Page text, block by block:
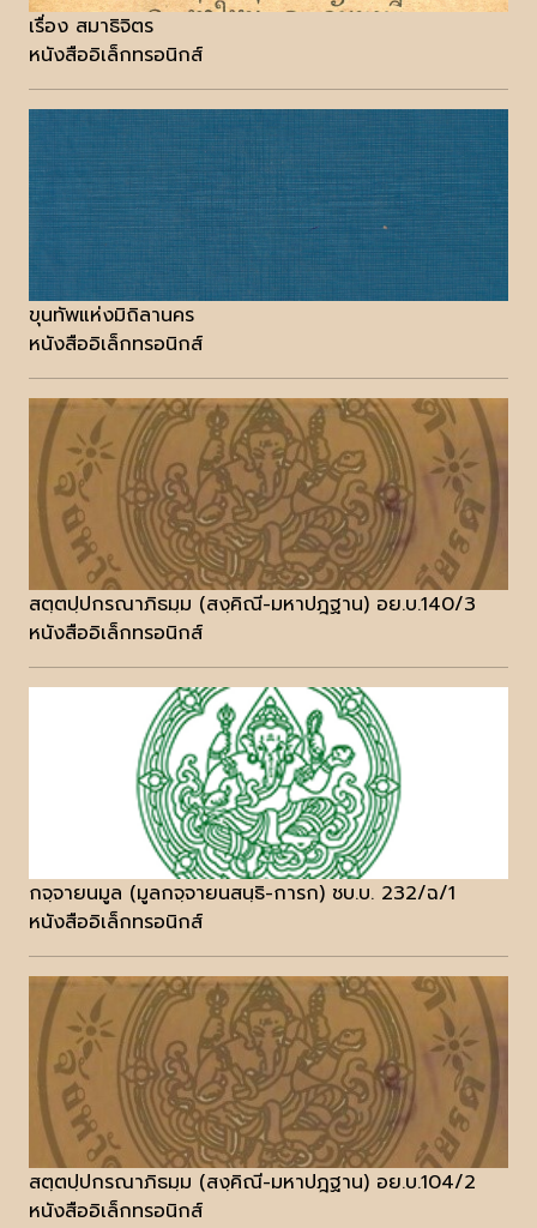
เรื่อง สมาธิจิตร
หนังสืออิเล็กทรอนิกส์
ขุนทัพแห่งมิถิลานคร
หนังสืออิเล็กทรอนิกส์
สตฺตปฺปกรณาภิธมฺม (สงฺคิณี-มหาปฎฐาน) อย.บ.140/3
หนังสืออิเล็กทรอนิกส์
กจฺจายนมูล (มูลกจฺจายนสนฺธิ-การก) ชบ.บ. 232/ฉ/1
หนังสืออิเล็กทรอนิกส์
สตฺตปฺปกรณาภิธมฺม (สงฺคิณี-มหาปฎฐาน) อย.บ.104/2
หนังสืออิเล็กทรอนิกส์